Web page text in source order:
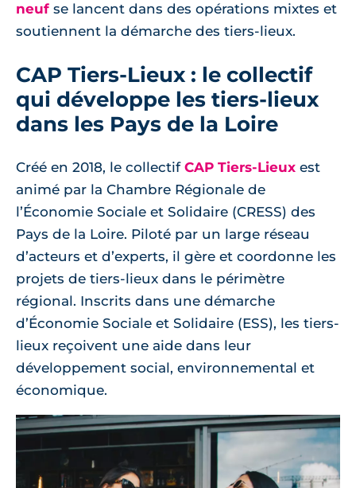
neuf se lancent dans des opérations mixtes et
soutiennent la démarche des tiers-lieux.
CAP Tiers-Lieux : le collectif
qui développe les tiers-lieux
dans les Pays de la Loire
Créé en 2018, le collectif CAP Tiers-Lieux est
animé par la Chambre Régionale de
l’Économie Sociale et Solidaire (CRESS) des
Pays de la Loire. Piloté par un large réseau
d’acteurs et d’experts, il gère et coordonne les
projets de tiers-lieux dans le périmètre
régional. Inscrits dans une démarche
d’Économie Sociale et Solidaire (ESS), les tiers-
lieux reçoivent une aide dans leur
développement social, environnemental et
économique.